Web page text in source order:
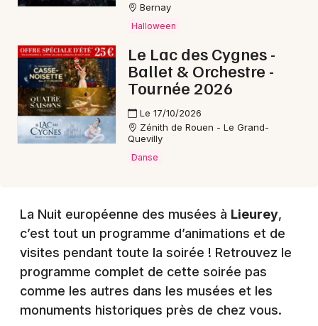
Je m'abonne
Bernay
Halloween
Le Lac des Cygnes -
Ballet & Orchestre -
Tournée 2026
Le 17/10/2026
Zénith de Rouen - Le Grand-
Quevilly
Danse
La Nuit européenne des musées à Lieurey,
c’est tout un programme d’animations et de
visites pendant toute la soirée ! Retrouvez le
programme complet de cette soirée pas
comme les autres dans les musées et les
monuments historiques près de chez vous.